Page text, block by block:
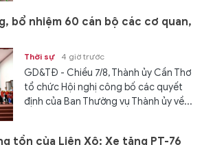
bổ nhiệm 60 cán bộ các cơ quan,
Thời sự 4 giờ trước
GD&TĐ - Chiều 7/8, Thành ủy Cần Thơ
tổ chức Hội nghị công bố các quyết
định của Ban Thường vụ Thành ủy về...
tồn của Liên Xô: Xe tăng PT-76